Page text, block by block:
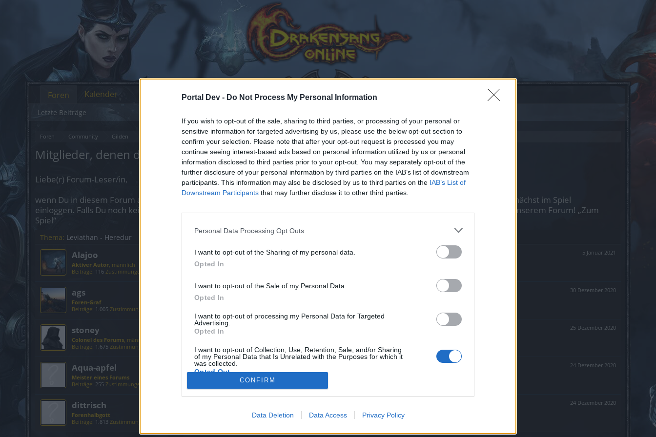
Portal Dev - Do Not Process My Personal Information
If you wish to opt-out of the sale, sharing to third parties, or processing of your personal or
sensitive information for targeted advertising by us, please use the below opt-out section to
confirm your selection. Please note that after your opt-out request is processed you may
continue seeing interest-based ads based on personal information utilized by us or personal
information disclosed to third parties prior to your opt-out. You may separately opt-out of the
further disclosure of your personal information by third parties on the IAB’s list of downstream
participants. This information may also be disclosed by us to third parties on the IAB’s List of
Downstream Participants that may further disclose it to other third parties.
Personal Data Processing Opt Outs
I want to opt-out of the Sharing of my personal data.
Opted In
I want to opt-out of the Sale of my Personal Data.
Opted In
I want to opt-out of processing my Personal Data for Targeted
Advertising.
Opted In
I want to opt-out of Collection, Use, Retention, Sale, and/or Sharing
of my Personal Data that Is Unrelated with the Purposes for which it
was collected.
Opted Out
CONFIRM
Data Deletion Data Access Privacy Policy
Foren Community Gilden
Mitglieder, denen der Beitrag #114 gefällt
Liebe(r) Forum-Leser/in,
wenn Du in diesem Forum aktiv an den Gesprächen teilnehmen oder eigene Themen starten möchtest, musst Du Dich bitte zunächst im Spiel
einloggen. Falls Du noch keinen Spielaccount besitzt, bitte registriere Dich neu. Wir freuen uns auf Deinen nächsten Besuch in unserem Forum! „Zum
Spiel“
Thema: Leviathan - Heredur
5 Januar 2021
Alajoo
Aktiver Autor, männlich
Beiträge: 116 Zustimmungen:
30 Dezember 2020
ags
Foren-Graf
Beiträge: 1.005 Zustimmungen:
25 Dezember 2020
stoney
Colonel des Forums, männlich
Beiträge: 1.675 Zustimmungen: Punkte für Erfolge: 1.750
24 Dezember 2020
Aqua-apfel
Meister eines Forums
Beiträge: 255 Zustimmungen:
24 Dezember 2020
dittrisch
Forenhalbgott
Beiträge: 1.813 Zustimmungen:
Foren
Letzte Beiträge
Kalender